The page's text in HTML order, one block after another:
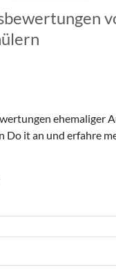
ehemaliger
Do it an und erfahre